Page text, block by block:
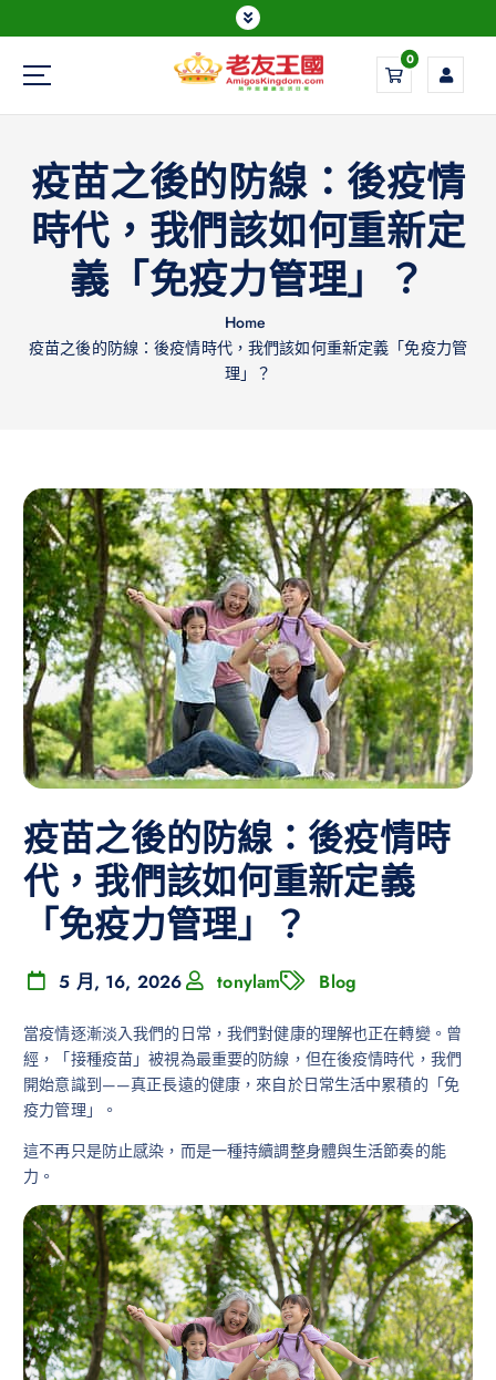
Everything is possible
0
疫苗之後的防線：後疫情
時代，我們該如何重新定
義「免疫力管理」？
Home
疫苗之後的防線：後疫情時代，我們該如何重新定義「免疫力管
理」？
疫苗之後的防線：後疫情時
代，我們該如何重新定義
「免疫力管理」？
5 月, 16, 2026 tonylam Blog
當疫情逐漸淡入我們的日常，我們對健康的理解也正在轉變。曾
經，「接種疫苗」被視為最重要的防線，但在後疫情時代，我們
開始意識到——真正長遠的健康，來自於日常生活中累積的「免
疫力管理」。
這不再只是防止感染，而是一種持續調整身體與生活節奏的能
力。